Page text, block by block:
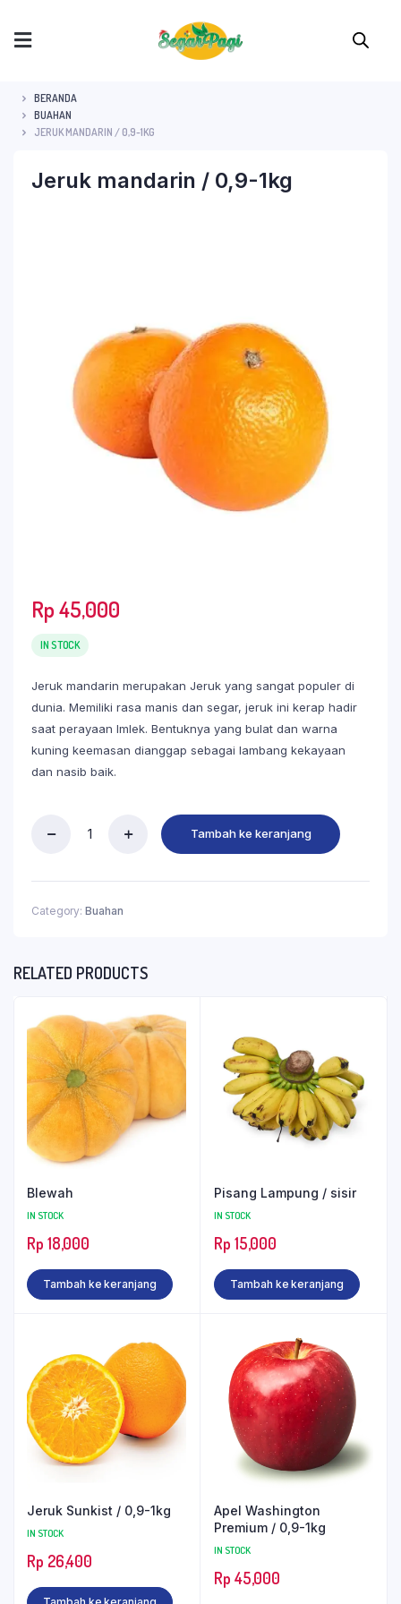
BERANDA
BUAHAN
JERUK MANDARIN / 0,9-1KG
Jeruk mandarin / 0,9-1kg
Rp45,000
IN STOCK
Jeruk mandarin merupakan Jeruk yang sangat populer di
dunia. Memiliki rasa manis dan segar, jeruk ini kerap hadir
saat perayaan Imlek. Bentuknya yang bulat dan warna
kuning keemasan dianggap sebagai lambang kekayaan
dan nasib baik.
Tambah ke keranjang
Category: Buahan
RELATED PRODUCTS
Blewah
IN STOCK
Rp 18,000
Tambah ke keranjang
Pisang Lampung / sisir
IN STOCK
Rp 15,000
Tambah ke keranjang
Jeruk Sunkist / 0,9-1kg
IN STOCK
Rp 26,400
Tambah ke keranjang
Apel Washington
Premium / 0,9-1kg
IN STOCK
Rp 45,000